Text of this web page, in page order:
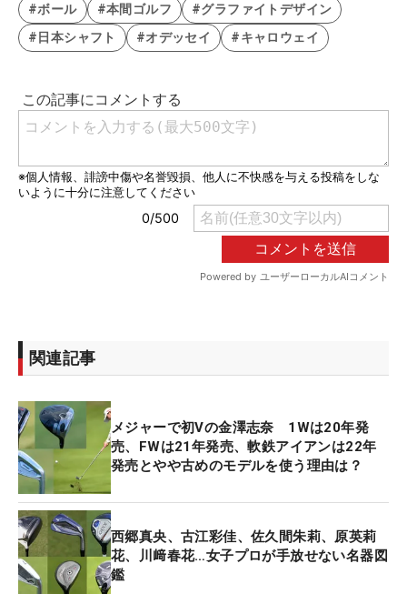
#ボール
#本間ゴルフ
#グラファイトデザイン
#日本シャフト
#オデッセイ #キャロウェイ
関連記事
メジャーで初Vの金澤志奈 1Wは20年発
売、FWは21年発売、軟鉄アイアンは22年
発売とやや古めのモデルを使う理由は？
西郷真央、古江彩佳、佐久間朱莉、原英莉
花、川﨑春花…女子プロが手放せない名器図
鑑